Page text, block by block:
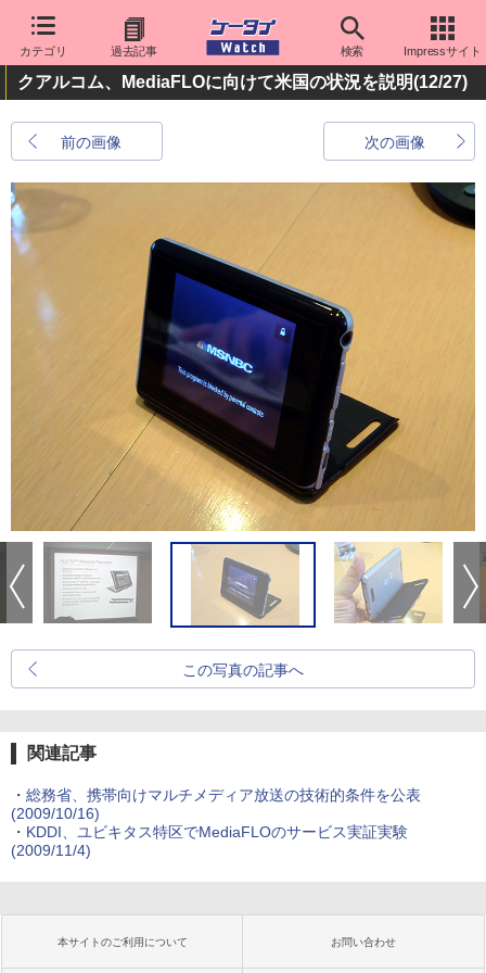
カテゴリ 過去記事 検索 Impressサイト
クアルコム、MediaFLOに向けて米国の状況を説明(12/27)
前の画像 次の画像
この写真の記事へ
関連記事
・ 総務省、携帯向けマルチメディア放送の技術的条件を公表
(2009/10/16)
・ KDDI、ユビキタス特区でMediaFLOのサービス実証実験
(2009/11/4)
本サイトのご利用について お問い合わせ